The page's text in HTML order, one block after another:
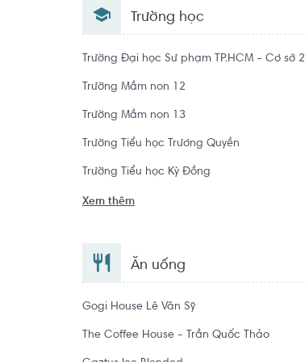
Trường học
Trường Đại học Sư phạm TP.HCM - Cơ sở 2
Trường Mầm non 12
Trường Mầm non 13
Trường Tiểu học Trương Quyền
Trường Tiểu học Kỳ Đồng
Xem thêm
Ăn uống
Gogi House Lê Văn Sỹ
The Coffee House - Trần Quốc Thảo